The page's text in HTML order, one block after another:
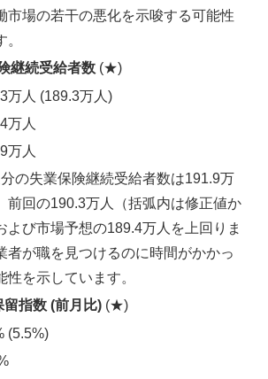
市場の若干の悪化を示唆する可能性
継続受給者数 (★)
万人 (189.3万人)
万人
万人
の失業保険継続受給者数は191.9万
前回の190.3万人（括弧内は修正値か
よび市場予想の189.4万人を上回りま
者が職を見つけるのに時間がかかっ
性を示しています。
指数 (前月比) (★)
(5.5%)